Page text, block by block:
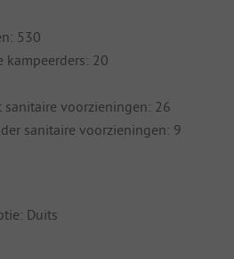
530
kampeerders: 20
voorzieningen: 26
sanitaire voorzieningen: 9
Duits